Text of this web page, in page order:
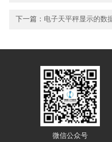
下一篇： 电子天平秤显示的数
微信公众号